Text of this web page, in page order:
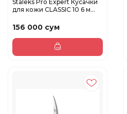
Staleks Pro Expert Кусачки
для кожи CLASSIC 10 6 м...
156 000 сум